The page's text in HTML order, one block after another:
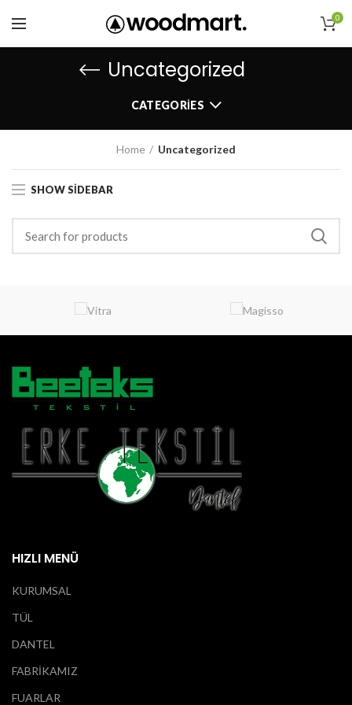
0
Uncategorized
CATEGORIES
Home Uncategorized
SHOW SIDEBAR
HIZLI MENÜ
KURUMSAL
TÜL
DANTEL
FABRİKAMIZ
FUARLAR